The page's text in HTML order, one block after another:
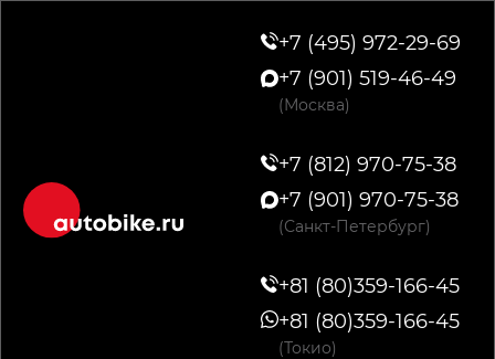
+7 (495) 972-29-69
+7 (901) 519-46-49
(Москва)
+7 (812) 970-75-38
+7 (901) 970-75-38
(Санкт-Петербург)
+81 (80)359-166-45
+81 (80)359-166-45
(Токио)